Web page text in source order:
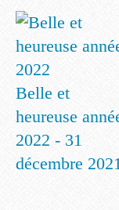
Belle et
heureuse
2022 - 31
décembre